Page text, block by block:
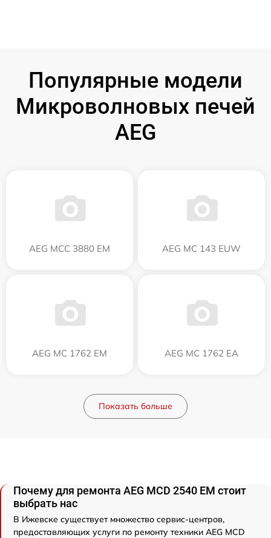
Популярные модели
Микроволновых печей
AEG
AEG MCC 3880 EM AEG MC 143 EUW
AEG MC 1762 EM AEG MC 1762 EA
Показать больше
Почему для ремонта AEG MCD 2540 EM стоит
выбрать нас
В Ижевске существует множество сервис-центров,
предоставляющих услуги по ремонту техники AEG MCD